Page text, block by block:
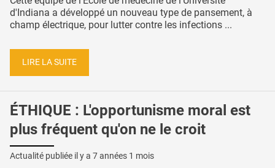
d'Indiana a développé un nouveau type de pansement, à
champ électrique, pour lutter contre les infections ...
LIRE LA SUITE
ÉTHIQUE : L'opportunisme moral est
plus fréquent qu'on ne le croit
Actualité publiée il y a 7 années 1 mois